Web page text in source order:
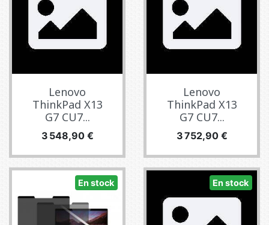
Lenovo
ThinkPad X13
G7 CU7...
Prix
3 548,90 €
Lenovo
ThinkPad X13
G7 CU7...
Prix
3 752,90 €
En stock En stock